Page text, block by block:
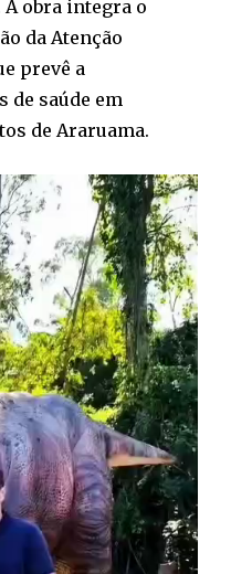
obra integra o
da Atenção
prevê a
de saúde em
de Araruama.